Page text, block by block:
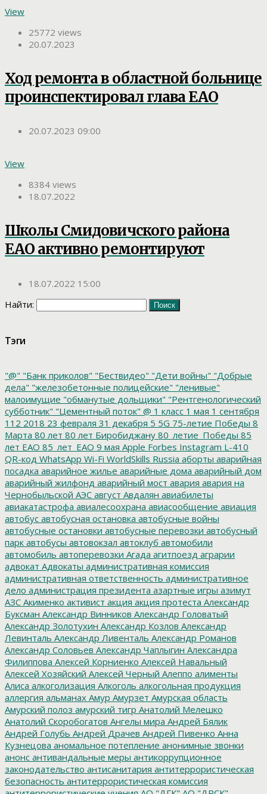
View
25772 views
20.07.2023
Ход ремонта в областной больнице
проинспектировал глава ЕАО
20.07.2023 09:00
View
8384 views
18.07.2022
Школы Смидовичского района
ЕАО активно ремонтируют
18.07.2022 15:00
Найти:
Тэги
"@" "Банк приколов" "Бествидео" "Дети войны" "Добрые
дела" "железобетонные полицейские" "ленивые"
малоимущие "обманутые дольщики" "Рентгенологический
субботник" "Цементный поток" @ 1 класс 1 мая 1 сентября
112 2018 23 февраля 31 декабря 5 5G 75-летие Победы 8
Марта 80 лет 80 лет Биробиджану 80_летие_Победы 85
лет ЕАО 85_лет_ЕАО 9 мая Apple Forbes Instagram L-410
QR-код WhatsApp Wi-Fi WorldSkills Russia аборты аварийная
посадка аварийное жилье аварийные дома аварийный дом
аварийный жилфонд аварийный мост авария авария на
Чернобыльской АЭС август Авдалян авиабилеты
авиакатастрофа авиалесоохрана авиасообщение авиация
автобус автобусная остановка автобусные войны
автобусные остановки автобусные перевозки автобусный
парк автобусы автовокзал автоклуб автомобили
автомобиль автоперевозки Агада агитпоезд аграрии
адвокат Адвокаты административная комиссия
административная ответственность административное
дело администрация президента азартные игры азимут
АЗС Акименко активист акция акция протеста Александр
Буксман Александр Винников Александр Головатый
Александр Золотухин Александр Козлов Александр
Левинталь Александр Ливенталь Александр Романов
Александр Соловьев Александр Чаплыгин Александра
Филиппова Алексей Корниенко Алексей Навальный
Алексей Хозяйский Алексей Черный Алеппо алименты
Алиса алкоголизация Алкоголь алкогольная продукция
аллергия альманах Амур Амурзет Амурская область
Амурский полоз амурский тигр Анатолий Мелешко
Анатолий Скоробогатов Ангелы мира Андрей Бялик
Андрей Голубь Андрей Драчев Андрей Пивенко Анна
Кузнецова аномальное потепление анонимные звонки
анонс антивандальные меры антикоррупционное
законодательство антисанитария антитеррористическая
безопасность антитеррористическая комиссия